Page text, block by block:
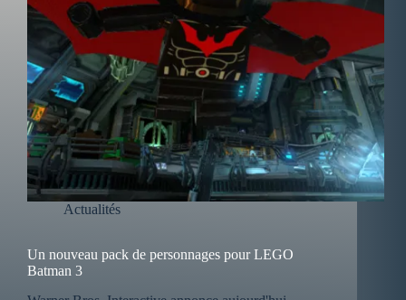
Actualités
Un nouveau pack de personnages pour LEGO
Batman 3